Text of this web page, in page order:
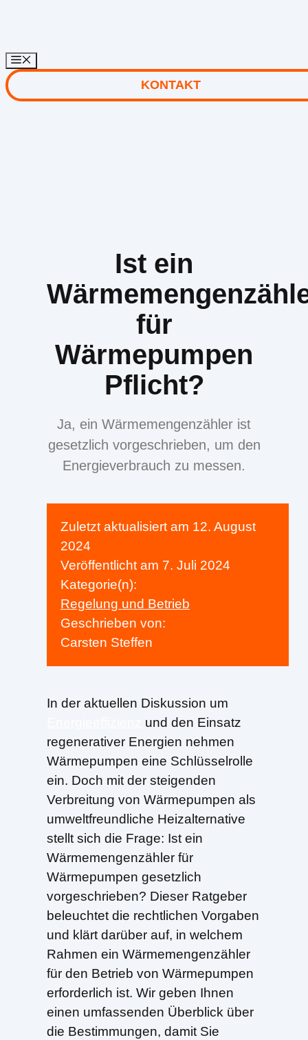
springen
KONTAKT
Ist ein
für
Wärmepumpen
Pflicht?
Ja, ein Wärmemengenzähler ist
gesetzlich vorgeschrieben, um den
Energieverbrauch zu messen.
Zuletzt aktualisiert am 12. August
2024
Veröffentlicht am 7. Juli 2024
Kategorie(n):
Regelung und Betrieb
Geschrieben von:
Carsten Steffen
In der aktuellen Diskussion um
und den Einsatz
regenerativer Energien nehmen
Wärmepumpen eine Schlüsselrolle
ein. Doch mit der steigenden
Verbreitung von Wärmepumpen als
umweltfreundliche Heizalternative
stellt sich die Frage: Ist ein
Wärmemengenzähler für
Wärmepumpen gesetzlich
vorgeschrieben? Dieser Ratgeber
beleuchtet die rechtlichen Vorgaben
und klärt darüber auf, in welchem
Rahmen ein Wärmemengenzähler
für den Betrieb von Wärmepumpen
erforderlich ist. Wir geben Ihnen
einen umfassenden Überblick über
die Bestimmungen, damit Sie